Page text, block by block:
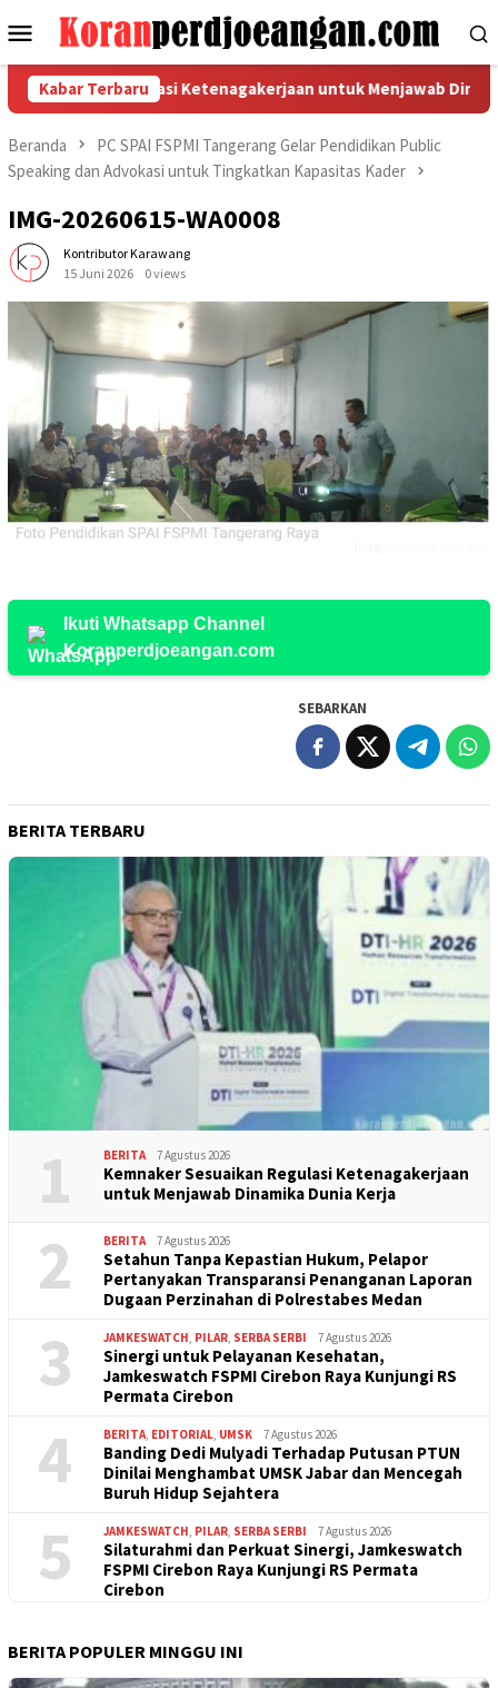
ke
Menu
Mobile
Kabar Terbaru
Regulasi Ketenagakerjaan untuk Menjawab Dinamika
Beranda
PC SPAI FSPMI Tangerang Gelar Pendidikan Public
Speaking dan Advokasi untuk Tingkatkan Kapasitas Kader
IMG-20260615-WA0008
Kontributor Karawang
15 Juni 2026
0 views
Ikuti Whatsapp Channel
Koranperdjoeangan.com
SEBARKAN
BERITA TERBARU
1 BERITA 7 Agustus 2026
Kemnaker Sesuaikan Regulasi Ketenagakerjaan
untuk Menjawab Dinamika Dunia Kerja
2 BERITA 7 Agustus 2026
Setahun Tanpa Kepastian Hukum, Pelapor
Pertanyakan Transparansi Penanganan Laporan
Dugaan Perzinahan di Polrestabes Medan
3 JAMKESWATCH, PILAR, SERBA SERBI 7 Agustus 2026
Sinergi untuk Pelayanan Kesehatan,
Jamkeswatch FSPMI Cirebon Raya Kunjungi RS
Permata Cirebon
4 BERITA, EDITORIAL, UMSK 7 Agustus 2026
Banding Dedi Mulyadi Terhadap Putusan PTUN
Dinilai Menghambat UMSK Jabar dan Mencegah
Buruh Hidup Sejahtera
5 JAMKESWATCH, PILAR, SERBA SERBI 7 Agustus 2026
Silaturahmi dan Perkuat Sinergi, Jamkeswatch
FSPMI Cirebon Raya Kunjungi RS Permata
Cirebon
BERITA POPULER MINGGU INI